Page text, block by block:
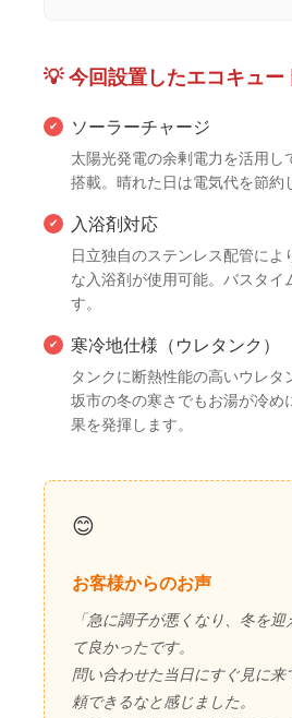
💡 今回設置したエコキュー
✔ ソーラーチャージ
太陽光発電の余剰電力を活用し
搭載。晴れた日は電気代を節約
✔ 入浴剤対応
日立独自のステンレス配管によ
な入浴剤が使用可能。バスタイ
す。
✔ 寒冷地仕様（ウレタンク）
タンクに断熱性能の高いウレタ
坂市の冬の寒さでもお湯が冷め
果を発揮します。
😊
お客様からのお声
「急に調子が悪くなり、冬を
て良かったです。
問い合わせた当日にすぐ見に来
頼できるなと感じました。